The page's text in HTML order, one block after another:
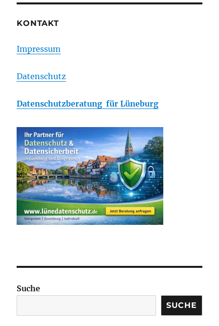
KONTAKT
Impressum
Datenschutz
Datenschutzberatung für Lüneburg
Suche
SUCHE